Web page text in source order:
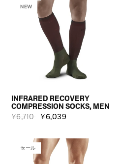
NEW
INFRARED RECOVERY
COMPRESSION SOCKS, MEN
¥6,710 ¥6,039
セール